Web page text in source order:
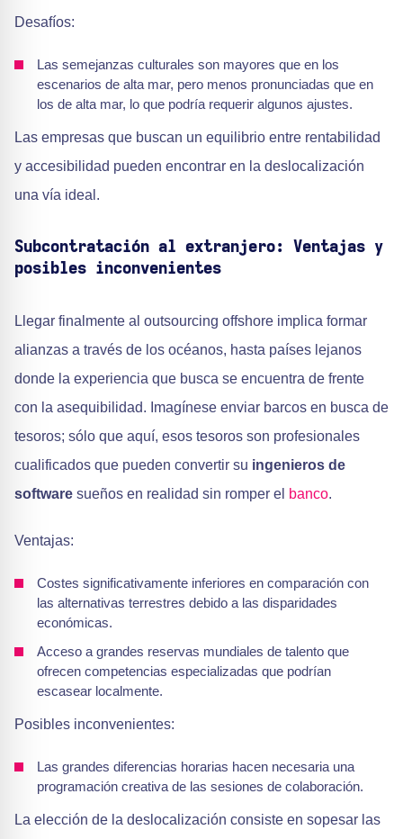
Desafíos:
Las semejanzas culturales son mayores que en los
escenarios de alta mar, pero menos pronunciadas que en
los de alta mar, lo que podría requerir algunos ajustes.
Las empresas que buscan un equilibrio entre rentabilidad
y accesibilidad pueden encontrar en la deslocalización
una vía ideal.
Subcontratación al extranjero: Ventajas y
posibles inconvenientes
Llegar finalmente al outsourcing offshore implica formar
alianzas a través de los océanos, hasta países lejanos
donde la experiencia que busca se encuentra de frente
con la asequibilidad. Imagínese enviar barcos en busca de
tesoros; sólo que aquí, esos tesoros son profesionales
cualificados que pueden convertir su ingenieros de
software sueños en realidad sin romper el banco.
Ventajas:
Costes significativamente inferiores en comparación con
las alternativas terrestres debido a las disparidades
económicas.
Acceso a grandes reservas mundiales de talento que
ofrecen competencias especializadas que podrían
escasear localmente.
Posibles inconvenientes:
Las grandes diferencias horarias hacen necesaria una
programación creativa de las sesiones de colaboración.
La elección de la deslocalización consiste en sopesar las